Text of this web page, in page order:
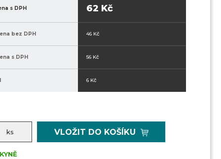
s DPH 62 Kč
bez DPH 46 Kč
s DPH 56 Kč
6 Kč
ks VLOŽIT DO KOŠÍKU